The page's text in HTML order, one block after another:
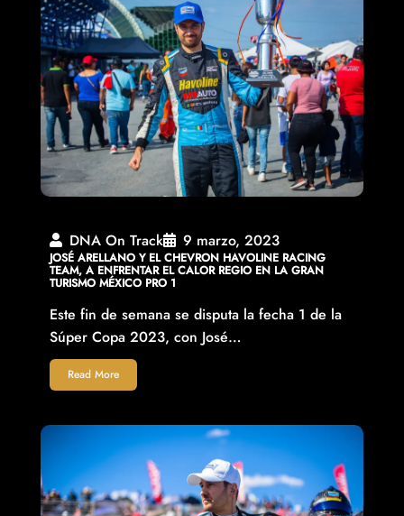
DNA On Track 9 marzo, 2023
JOSÉ ARELLANO Y EL CHEVRON HAVOLINE RACING
TEAM, A ENFRENTAR EL CALOR REGIO EN LA GRAN
TURISMO MÉXICO PRO 1
Este fin de semana se disputa la fecha 1 de la
Súper Copa 2023, con José…
Read More